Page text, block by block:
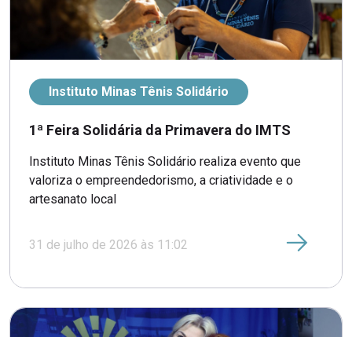
Instituto Minas Tênis Solidário
1ª Feira Solidária da Primavera do IMTS
Instituto Minas Tênis Solidário realiza evento que
valoriza o empreendedorismo, a criatividade e o
artesanato local
31 de julho de 2026 às 11:02